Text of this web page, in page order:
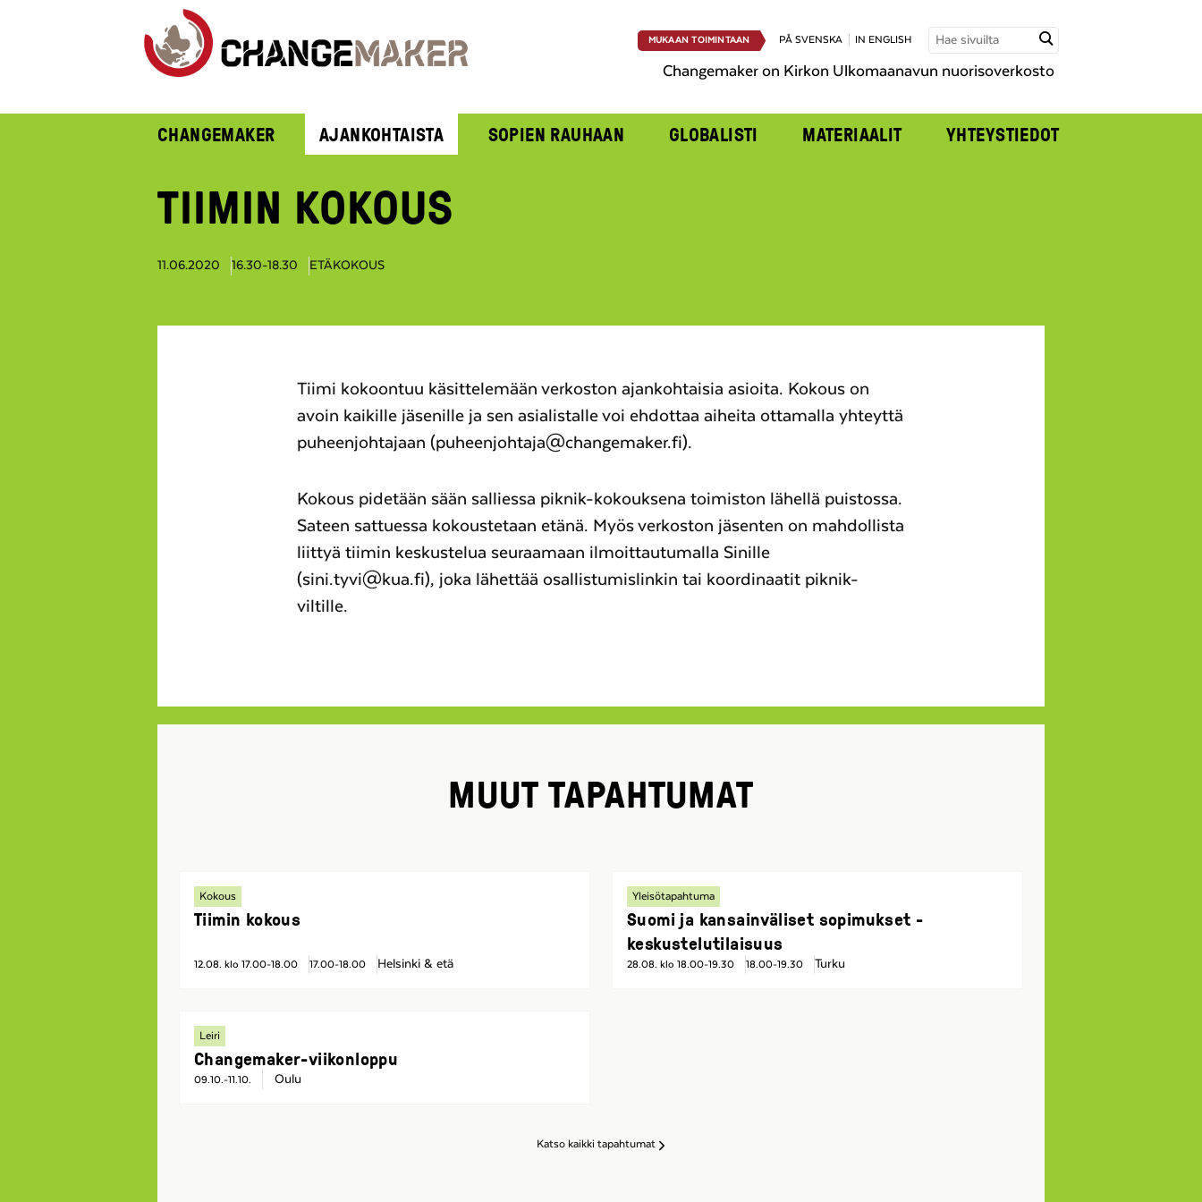
MUKAAN TOIMINTAAN PÅ SVENSKA IN ENGLISH
Changemaker on Kirkon Ulkomaanavun nuorisoverkosto
CHANGEMAKER AJANKOHTAISTA SOPIEN RAUHAAN GLOBALISTI MATERIAALIT YHTEYSTIEDOT
TIIMIN KOKOUS
11.06.2020 16.30-18.30 ETÄKOKOUS
Tiimi kokoontuu käsittelemään verkoston ajankohtaisia asioita. Kokous on
avoin kaikille jäsenille ja sen asialistalle voi ehdottaa aiheita ottamalla yhteyttä
puheenjohtajaan (puheenjohtaja@changemaker.fi).
Kokous pidetään sään salliessa piknik-kokouksena toimiston lähellä puistossa.
Sateen sattuessa kokoustetaan etänä. Myös verkoston jäsenten on mahdollista
liittyä tiimin keskustelua seuraamaan ilmoittautumalla Sinille
(sini.tyvi@kua.fi), joka lähettää osallistumislinkin tai koordinaatit piknik-
viltille.
MUUT TAPAHTUMAT
Kokous
Tiimin kokous
12.08. klo 17.00-18.00 17.00-18.00 Helsinki & etä
Yleisötapahtuma
Suomi ja kansainväliset sopimukset -
keskustelutilaisuus
28.08. klo 18.00-19.30 18.00-19.30 Turku
Leiri
Changemaker-viikonloppu
09.10.-11.10. Oulu
Katso kaikki tapahtumat